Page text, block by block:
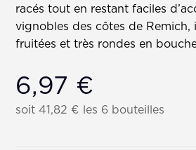
racés tout en restant faciles
vignobles des côtes de Remich,
fruitées et très rondes en
6,97 €
soit41,82 € les 6 bouteilles